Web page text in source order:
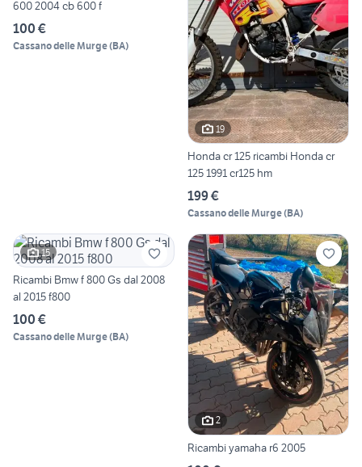
600 2004 cb 600 f
100 €
Cassano delle Murge(BA)
19
Honda cr 125 ricambi Honda cr
125 1991 cr125 hm
199 €
Cassano delle Murge(BA)
15
Ricambi Bmw f 800 Gs dal 2008
al 2015 f800
100 €
Cassano delle Murge(BA)
2
Ricambi yamaha r6 2005